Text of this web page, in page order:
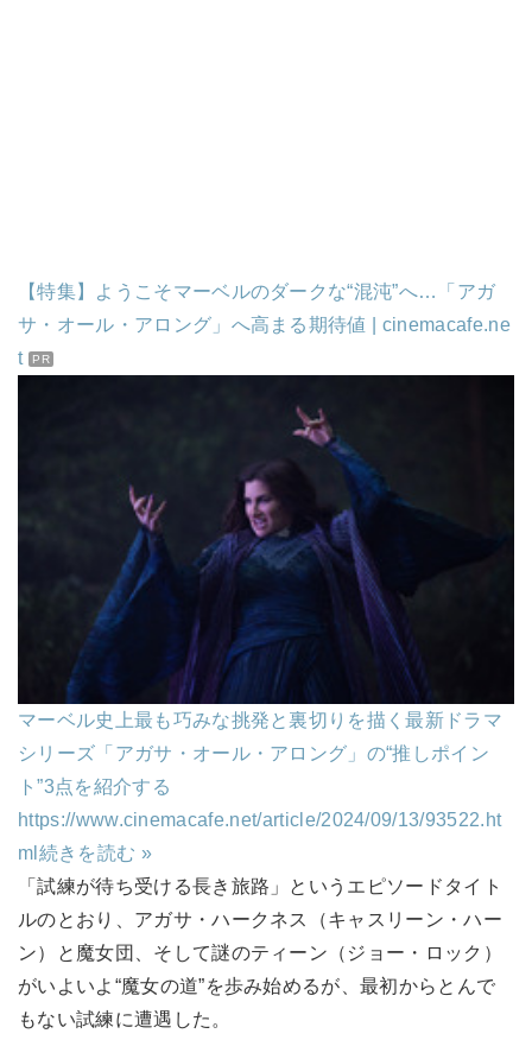
【特集】ようこそマーベルのダークな“混沌”へ…「アガ
サ・オール・アロング」へ高まる期待値 | cinemacafe.ne
t
PR
マーベル史上最も巧みな挑発と裏切りを描く最新ドラマ
シリーズ「アガサ・オール・アロング」の“推しポイン
ト”3点を紹介する
https://www.cinemacafe.net/article/2024/09/13/93522.ht
ml 続きを読む »
「試練が待ち受ける長き旅路」というエピソードタイト
ルのとおり、アガサ・ハークネス（キャスリーン・ハー
ン）と魔女団、そして謎のティーン（ジョー・ロック）
がいよいよ“魔女の道”を歩み始めるが、最初からとんで
もない試練に遭遇した。